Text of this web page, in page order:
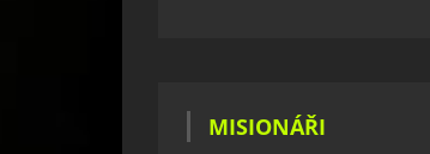
MISIONÁŘI